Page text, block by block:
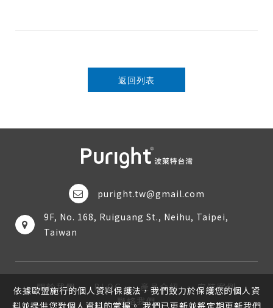
返回列表
puright.tw@gmail.com
9F, No. 168, Ruiguang St., Neihu, Taipei,
Taiwan
關於我們 BLOG 產品介紹
安裝案例
聯絡我們
依據歐盟施行的個人資料保護法，我們致力於保護您的個人資
料並提供您對個人資料的掌握。 我們已更新並將定期更新我們